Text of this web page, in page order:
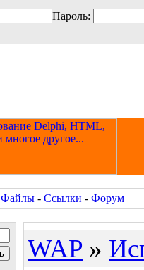
Пароль:
Файлы - Ссылки - Форум
WAP »